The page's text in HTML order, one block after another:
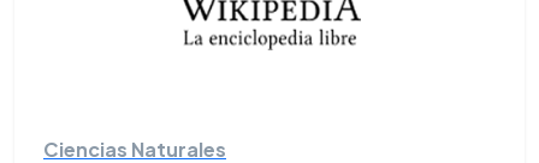
Ciencias Naturales